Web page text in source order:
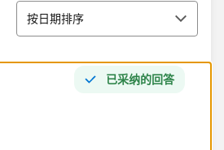
排序
按日期排序
已采纳的回答